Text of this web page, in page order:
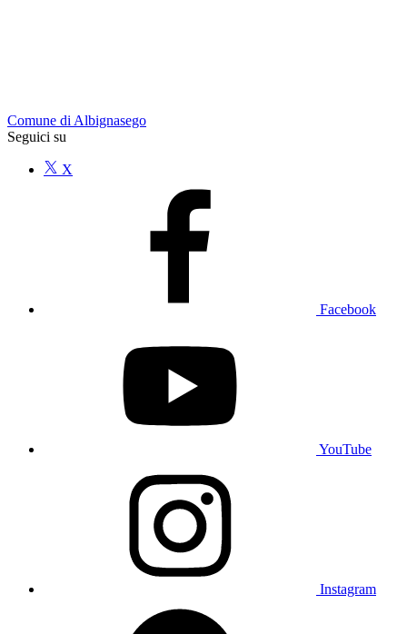
Comune di Albignasego
Seguici su
X
Facebook
YouTube
Instagram